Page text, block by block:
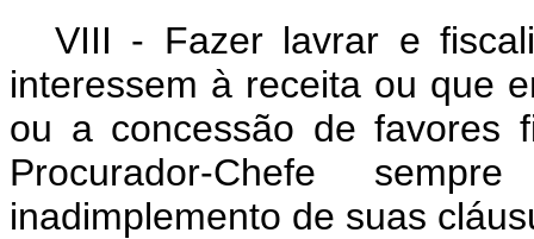
VIII - Fazer lavrar e
interessem à receita ou que
ou a concessão de favores
Procurador-Chefe
inadimplemento de suas